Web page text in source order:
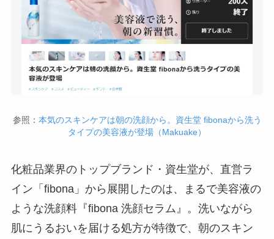
参照： 本気のスキンケアは朝の洗顔から。資生堂 fibonaから洗う
タイプの美容液が登場（Makuake）
化粧品業界のトップブランド・資生堂が、直営ラ
イン「fibona」から展開したのは、まるで美容液の
ような洗顔料『fibona 洗顔セラム』。洗いながら
肌にうるおいを届ける処方が特徴で、朝のスキン